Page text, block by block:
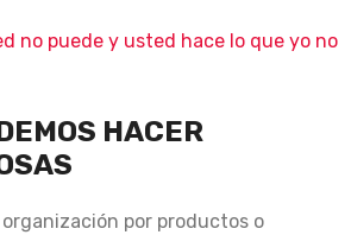
no puede y usted hace lo que yo no
HACER
por productos o